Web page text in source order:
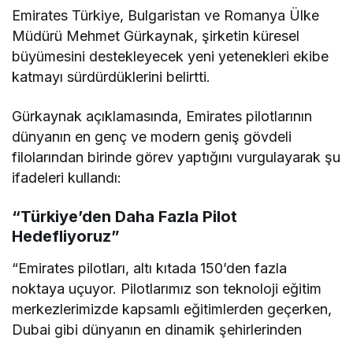
Emirates Türkiye, Bulgaristan ve Romanya Ülke
Müdürü Mehmet Gürkaynak, şirketin küresel
büyümesini destekleyecek yeni yetenekleri ekibe
katmayı sürdürdüklerini belirtti.
Gürkaynak açıklamasında, Emirates pilotlarının
dünyanın en genç ve modern geniş gövdeli
filolarından birinde görev yaptığını vurgulayarak şu
ifadeleri kullandı:
“Türkiye’den Daha Fazla Pilot
Hedefliyoruz”
“Emirates pilotları, altı kıtada 150’den fazla
noktaya uçuyor. Pilotlarımız son teknoloji eğitim
merkezlerimizde kapsamlı eğitimlerden geçerken,
Dubai gibi dünyanın en dinamik şehirlerinden